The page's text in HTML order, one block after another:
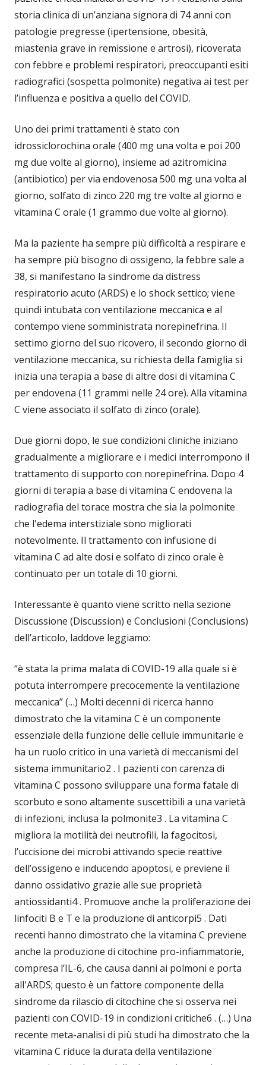
storia clinica di un’anziana signora di 74 anni con
patologie pregresse (ipertensione, obesità,
miastenia grave in remissione e artrosi), ricoverata
con febbre e problemi respiratori, preoccupanti esiti
radiografici (sospetta polmonite) negativa ai test per
l’influenza e positiva a quello del COVID.
Uno dei primi trattamenti è stato con
idrossiclorochina orale (400 mg una volta e poi 200
mg due volte al giorno), insieme ad azitromicina
(antibiotico) per via endovenosa 500 mg una volta al
giorno, solfato di zinco 220 mg tre volte al giorno e
vitamina C orale (1 grammo due volte al giorno).
Ma la paziente ha sempre più difficoltà a respirare e
ha sempre più bisogno di ossigeno, la febbre sale a
38, si manifestano la sindrome da distress
respiratorio acuto (ARDS) e lo shock settico; viene
quindi intubata con ventilazione meccanica e al
contempo viene somministrata norepinefrina. Il
settimo giorno del suo ricovero, il secondo giorno di
ventilazione meccanica, su richiesta della famiglia si
inizia una terapia a base di altre dosi di vitamina C
per endovena (11 grammi nelle 24 ore). Alla vitamina
C viene associato il solfato di zinco (orale).
Due giorni dopo, le sue condizioni cliniche iniziano
gradualmente a migliorare e i medici interrompono il
trattamento di supporto con norepinefrina. Dopo 4
giorni di terapia a base di vitamina C endovena la
radiografia del torace mostra che sia la polmonite
che l'edema interstiziale sono migliorati
notevolmente. Il trattamento con infusione di
vitamina C ad alte dosi e solfato di zinco orale è
continuato per un totale di 10 giorni.
Interessante è quanto viene scritto nella sezione
Discussione (Discussion) e Conclusioni (Conclusions)
dell’articolo, laddove leggiamo:
“è stata la prima malata di COVID-19 alla quale si è
potuta interrompere precocemente la ventilazione
meccanica” (…) Molti decenni di ricerca hanno
dimostrato che la vitamina C è un componente
essenziale della funzione delle cellule immunitarie e
ha un ruolo critico in una varietà di meccanismi del
sistema immunitario2 . I pazienti con carenza di
vitamina C possono sviluppare una forma fatale di
scorbuto e sono altamente suscettibili a una varietà
di infezioni, inclusa la polmonite3 . La vitamina C
migliora la motilità dei neutrofili, la fagocitosi,
l’uccisione dei microbi attivando specie reattive
dell’ossigeno e inducendo apoptosi, e previene il
danno ossidativo grazie alle sue proprietà
antiossidanti4 . Promuove anche la proliferazione dei
linfociti B e T e la produzione di anticorpi5 . Dati
recenti hanno dimostrato che la vitamina C previene
anche la produzione di citochine pro-infiammatorie,
compresa l’IL-6, che causa danni ai polmoni e porta
all'ARDS; questo è un fattore componente della
sindrome da rilascio di citochine che si osserva nei
pazienti con COVID-19 in condizioni critiche6 . (…) Una
recente meta-analisi di più studi ha dimostrato che la
vitamina C riduce la durata della ventilazione